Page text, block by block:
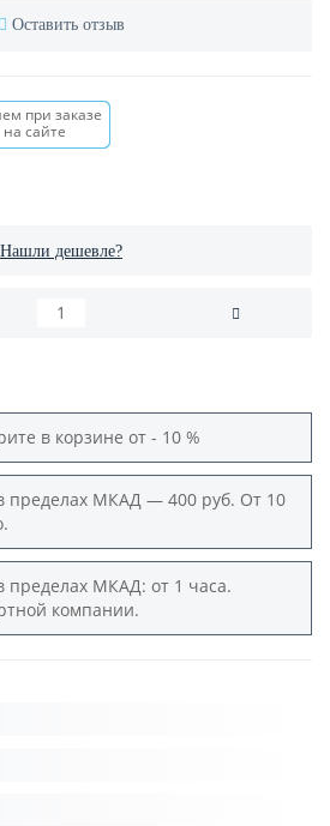
Оставить отзыв
при заказе
на сайте
Нашли дешевле?
в корзине от - 10 %
пределах МКАД — 400 руб. От 10
пределах МКАД: от 1 часа.
компании.